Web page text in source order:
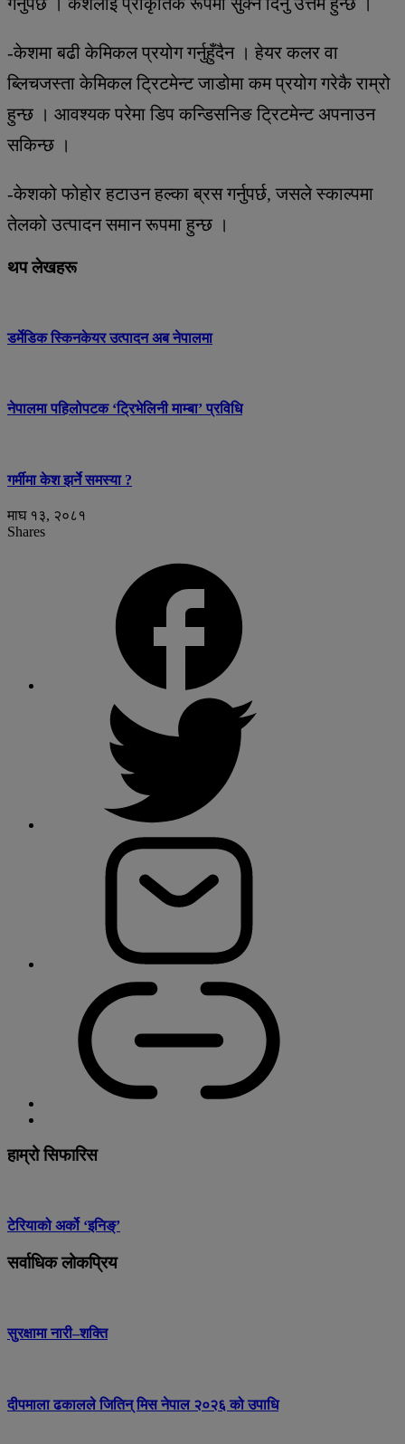
-केशमा बढी केमिकल प्रयोग गर्नुहुँदैन । हेयर कलर वा
ब्लिचजस्ता केमिकल ट्रिटमेन्ट जाडोमा कम प्रयोग गरेकै राम्रो
हुन्छ । आवश्यक परेमा डिप कन्डिसनिङ ट्रिटमेन्ट अपनाउन
सकिन्छ ।
-केशको फोहोर हटाउन हल्का ब्रस गर्नुपर्छ, जसले स्काल्पमा
तेलको उत्पादन समान रूपमा हुन्छ ।
थप लेखहरू
डर्मेडिक स्किनकेयर उत्पादन अब नेपालमा
नेपालमा पहिलोपटक ‘ट्रिभेलिनी माम्बा’ प्रविधि
गर्मीमा केश झर्ने समस्या ?
माघ १३, २०८१
Shares
हाम्रो सिफारिस
टेरियाको अर्को ‘इनिङ्’
सर्वाधिक लोकप्रिय
सुरक्षामा नारी–शक्ति
दीपमाला ढकालले जितिन् मिस नेपाल २०२६ को उपाधि